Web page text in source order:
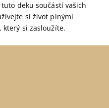
deku součástí vašich
si život plnými
, který si zasloužíte.